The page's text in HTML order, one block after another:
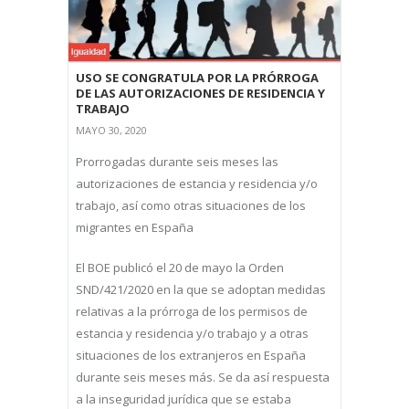
USO SE CONGRATULA POR LA PRÓRROGA
DE LAS AUTORIZACIONES DE RESIDENCIA Y
TRABAJO
MAYO 30, 2020
Prorrogadas durante seis meses las
autorizaciones de estancia y residencia y/o
trabajo, así como otras situaciones de los
migrantes en España
El BOE publicó el 20 de mayo la Orden
SND/421/2020 en la que se adoptan medidas
relativas a la prórroga de los permisos de
estancia y residencia y/o trabajo y a otras
situaciones de los extranjeros en España
durante seis meses más. Se da así respuesta
a la inseguridad jurídica que se estaba